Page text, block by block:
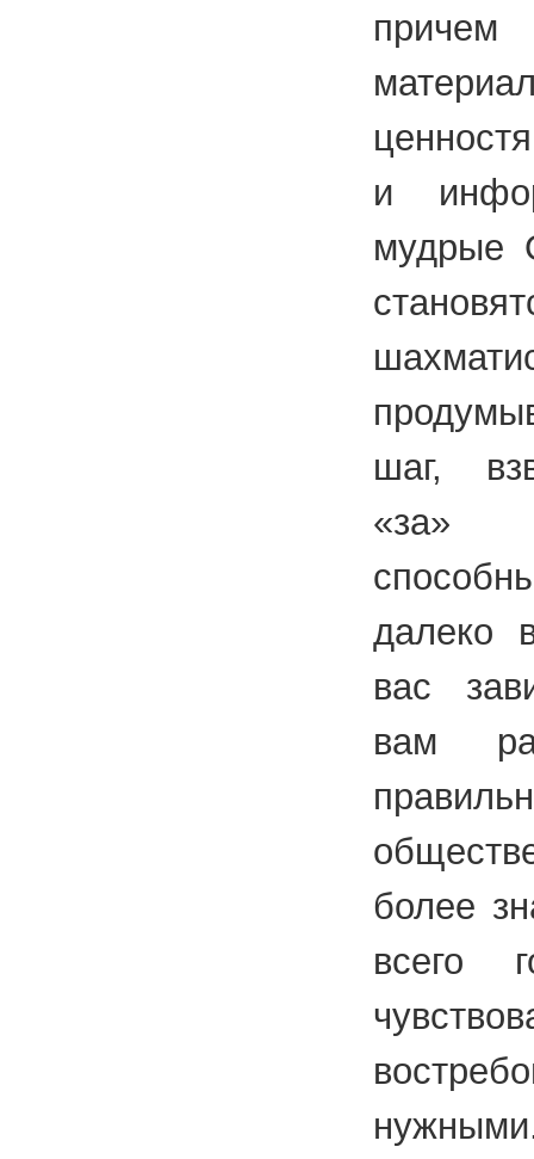
и
мудрые
шаг,
«за»
далеко
вас
вам
более
всего